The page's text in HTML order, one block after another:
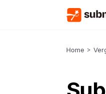
Home >